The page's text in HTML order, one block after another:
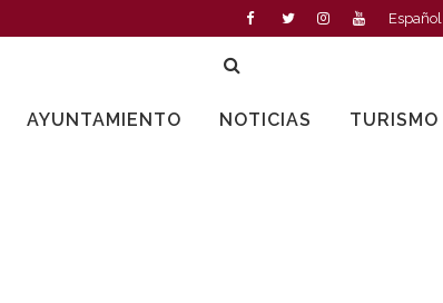
Español
AYUNTAMIENTO NOTICIAS TURISMO